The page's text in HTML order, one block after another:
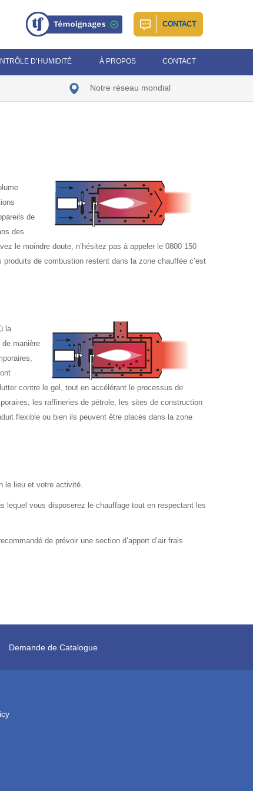
CONTACT
D’HUMIDITÉ À PROPOS CONTACT
Notre réseau mondial
de
des
le moindre doute, n’hésitez pas à appeler le 0800 150
de combustion restent dans la zone chauffée c’est
la
manière
contre le gel, tout en accélérant le processus de
les raffineries de pétrole, les sites de construction
flexible ou bien ils peuvent être placés dans la zone
le lieu et votre activité.
vous disposerez le chauffage tout en respectant les
de prévoir une section d’apport d’air frais
Demande de Catalogue